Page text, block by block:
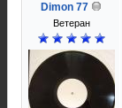
Dimon 77
Ветеран